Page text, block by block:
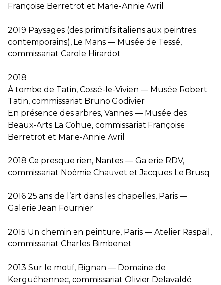
Françoise Berretrot et Marie-Annie Avril
2019 Paysages (des primitifs italiens aux peintres
contemporains), Le Mans — Musée de Tessé,
commissariat Carole Hirardot
2018
À tombe de Tatin, Cossé-le-Vivien — Musée Robert
Tatin, commissariat Bruno Godivier
En présence des arbres, Vannes — Musée des
Beaux-Arts La Cohue, commissariat Françoise
Berretrot et Marie-Annie Avril
2018 Ce presque rien, Nantes — Galerie RDV,
commissariat Noémie Chauvet et Jacques Le Brusq
2016 25 ans de l’art dans les chapelles, Paris —
Galerie Jean Fournier
2015 Un chemin en peinture, Paris — Atelier Raspail,
commissariat Charles Bimbenet
2013 Sur le motif, Bignan — Domaine de
Kerguéhennec, commissariat Olivier Delavaldé